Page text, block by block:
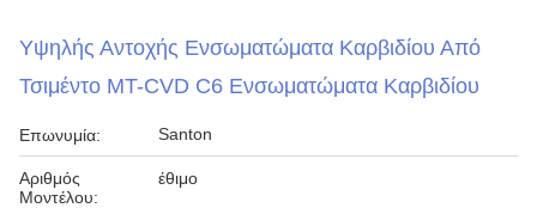
Υψηλής Αντοχής Ενσωματώματα Καρβιδίου Από
Τσιμέντο MT-CVD C6 Ενσωματώματα Καρβιδίου
Επωνυμία: Santon
Αριθμός
Μοντέλου:
έθιμο